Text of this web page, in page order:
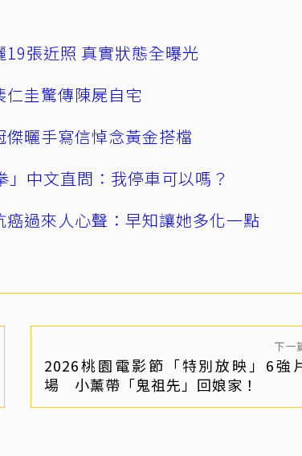
張近照 真實狀態全曝光
圭驚傳陳屍自宅
曬手寫信悼念黃金搭檔
中文直問：我停車可以嗎？
過來人心聲：早知讓她多化一點
下一
2026桃園電影節「特別放映」6強
場 小薰帶「鬼祖先」回娘家！